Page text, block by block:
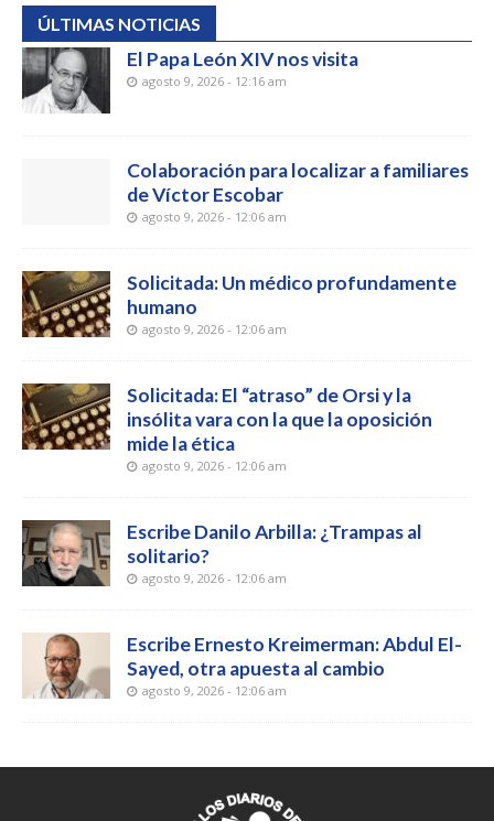
ÚLTIMAS NOTICIAS
El Papa León XIV nos visita
agosto 9, 2026 - 12:16 am
Colaboración para localizar a familiares
de Víctor Escobar
agosto 9, 2026 - 12:06 am
Solicitada: Un médico profundamente
humano
agosto 9, 2026 - 12:06 am
Solicitada: El “atraso” de Orsi y la
insólita vara con la que la oposición
mide la ética
agosto 9, 2026 - 12:06 am
Escribe Danilo Arbilla: ¿Trampas al
solitario?
agosto 9, 2026 - 12:06 am
Escribe Ernesto Kreimerman: Abdul El-
Sayed, otra apuesta al cambio
agosto 9, 2026 - 12:06 am